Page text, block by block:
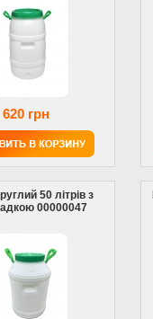
620 грн
50 літрів з
00000047